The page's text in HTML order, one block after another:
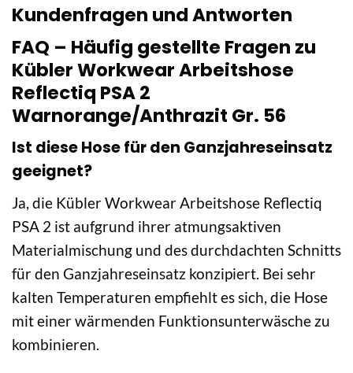
Kundenfragen und Antworten
FAQ – Häufig gestellte Fragen zu
Kübler Workwear Arbeitshose
Reflectiq PSA 2
Warnorange/Anthrazit Gr. 56
Ist diese Hose für den Ganzjahreseinsatz
geeignet?
Ja, die Kübler Workwear Arbeitshose Reflectiq
PSA 2 ist aufgrund ihrer atmungsaktiven
Materialmischung und des durchdachten Schnitts
für den Ganzjahreseinsatz konzipiert. Bei sehr
kalten Temperaturen empfiehlt es sich, die Hose
mit einer wärmenden Funktionsunterwäsche zu
kombinieren.